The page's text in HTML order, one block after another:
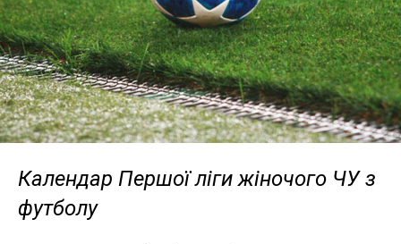
Календар Першої ліги жіночого ЧУ з
футболу